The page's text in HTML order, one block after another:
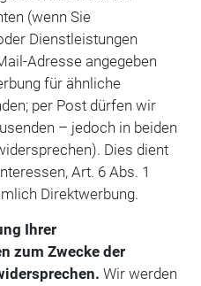
(wenn Sie
Dienstleistungen
Adresse angegeben
für ähnliche
per Post dürfen wir
– jedoch in beiden
Dies dient
Art. 6 Abs. 1
Direktwerbung.
Ihrer
zum Zwecke der
Wir werden